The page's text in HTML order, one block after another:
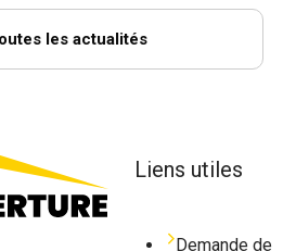
les actualités
Liens utiles
Demande de